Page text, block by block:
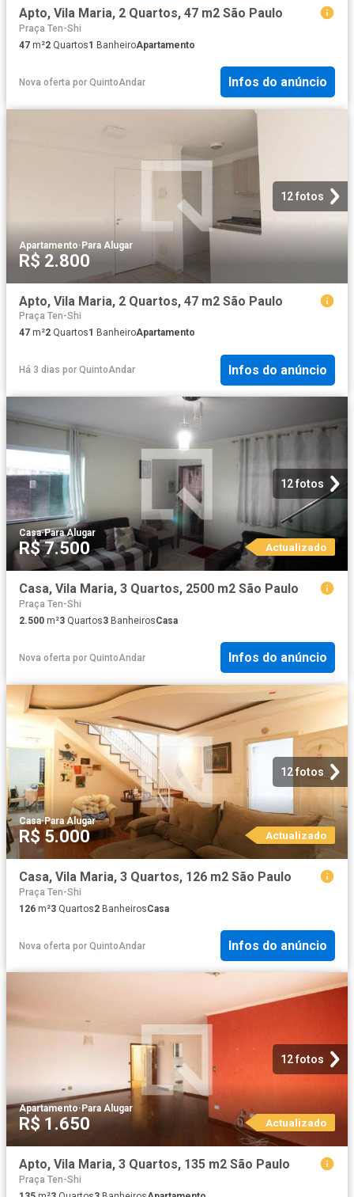
Apto, Vila Maria, 2 Quartos, 47 m2 São Paulo
Praça Ten-Shi
47 m²2 Quartos1 BanheiroApartamento
Nova oferta por QuintoAndar Infos do anúncio
12 fotos
Apartamento·Para Alugar
R$ 2.800
Apto, Vila Maria, 2 Quartos, 47 m2 São Paulo
Praça Ten-Shi
47 m²2 Quartos1 BanheiroApartamento
Há 3 dias por QuintoAndar Infos do anúncio
12 fotos
Casa·Para Alugar
R$ 7.500 Actualizado
Casa, Vila Maria, 3 Quartos, 2500 m2 São Paulo
Praça Ten-Shi
2.500 m²3 Quartos3 BanheirosCasa
Nova oferta por QuintoAndar Infos do anúncio
12 fotos
Casa·Para Alugar
R$ 5.000 Actualizado
Casa, Vila Maria, 3 Quartos, 126 m2 São Paulo
Praça Ten-Shi
126 m²3 Quartos2 BanheirosCasa
Nova oferta por QuintoAndar Infos do anúncio
12 fotos
Apartamento· Para Alugar
R$ 1.650 Actualizado
Apto, Vila Maria, 3 Quartos, 135 m2 São Paulo
Praça Ten-Shi